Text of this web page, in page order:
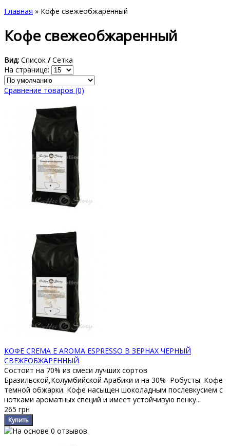
Главная » Кофе свежеобжаренный
Кофе свежеобжаренный
Вид: Список / Сетка
На странице:
Сравнение товаров (0)
КОФЕ CREMA E AROMA ESPRESSO В ЗЕРНАХ ЧЕРНЫЙ
СВЕЖЕОБЖАРЕННЫЙ
Состоит на 70% из смеси лучших сортов
Бразильской,Колумбийской Арабики и на 30% Робусты. Кофе
темной обжарки. Кофе насыщен шоколадным послевкусием с
нотками ароматных специй и имеет устойчивую пенку...
265 грн